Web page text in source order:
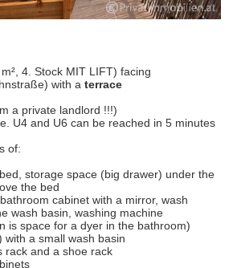
4. Stock MIT LIFT) facing
with a terrace
a private landlord !!!)
U4 and U6 can be reached in 5 minutes
of:
storage space (big drawer) under the
the bed
cabinet with a mirror, wash
wash basin, washing machine
is space for a dyer in the bathroom)
a small wash basin
rack and a shoe rack